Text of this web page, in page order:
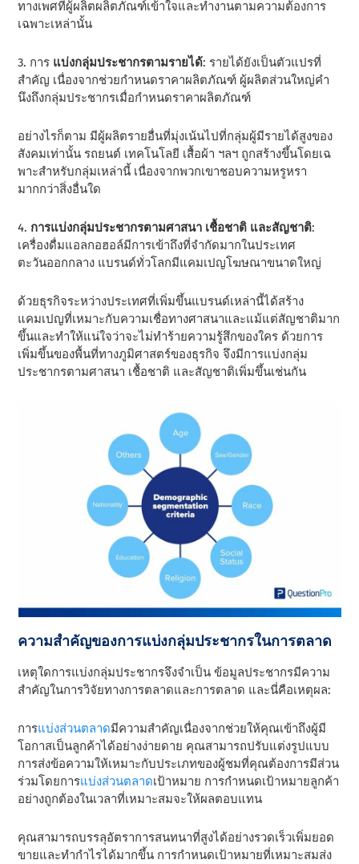
ทางเพศที่ผู้ผลิตผลิตภัณฑ์เข้าใจและทํางานตามความต้องการ
เฉพาะเหล่านั้น
3. การ แบ่งกลุ่มประชากรตามรายได้: รายได้ยังเป็นตัวแปรที่
สําคัญ เนื่องจากช่วยกําหนดราคาผลิตภัณฑ์ ผู้ผลิตส่วนใหญ่คํา
นึงถึงกลุ่มประชากรเมื่อกําหนดราคาผลิตภัณฑ์
อย่างไรก็ตาม มีผู้ผลิตรายอื่นที่มุ่งเน้นไปที่กลุ่มผู้มีรายได้สูงของ
สังคมเท่านั้น รถยนต์ เทคโนโลยี เสื้อผ้า ฯลฯ ถูกสร้างขึ้นโดยเฉ
พาะสําหรับกลุ่มเหล่านี้ เนื่องจากพวกเขาชอบความหรูหรา
มากกว่าสิ่งอื่นใด
4. การแบ่งกลุ่มประชากรตามศาสนา เชื้อชาติ และสัญชาติ:
เครื่องดื่มแอลกอฮอล์มีการเข้าถึงที่จํากัดมากในประเทศ
ตะวันออกกลาง แบรนด์ทั่วโลกมีแคมเปญโฆษณาขนาดใหญ่
ด้วยธุรกิจระหว่างประเทศที่เพิ่มขึ้นแบรนด์เหล่านี้ได้สร้าง
แคมเปญที่เหมาะกับความเชื่อทางศาสนาและแม้แต่สัญชาติมาก
ขึ้นและทําให้แน่ใจว่าจะไม่ทําร้ายความรู้สึกของใคร ด้วยการ
เพิ่มขึ้นของพื้นที่ทางภูมิศาสตร์ของธุรกิจ จึงมีการแบ่งกลุ่ม
ประชากรตามศาสนา เชื้อชาติ และสัญชาติเพิ่มขึ้นเช่นกัน
ความสําคัญของการแบ่งกลุ่มประชากรในการตลาด
เหตุใดการแบ่งกลุ่มประชากรจึงจําเป็น ข้อมูลประชากรมีความ
สําคัญในการวิจัยทางการตลาดและการตลาด และนี่คือเหตุผล:
การแบ่งส่วนตลาดมีความสําคัญเนื่องจากช่วยให้คุณเข้าถึงผู้มี
โอกาสเป็นลูกค้าได้อย่างง่ายดาย คุณสามารถปรับแต่งรูปแบบ
การส่งข้อความให้เหมาะกับประเภทของผู้ชมที่คุณต้องการมีส่วน
ร่วมโดยการแบ่งส่วนตลาดเป้าหมาย การกําหนดเป้าหมายลูกค้า
อย่างถูกต้องในเวลาที่เหมาะสมจะให้ผลตอบแทน
คุณสามารถบรรลุอัตราการสนทนาที่สูงได้อย่างรวดเร็วเพิ่มยอด
ขายและทํากําไรได้มากขึ้น การกําหนดเป้าหมายที่เหมาะสมส่ง